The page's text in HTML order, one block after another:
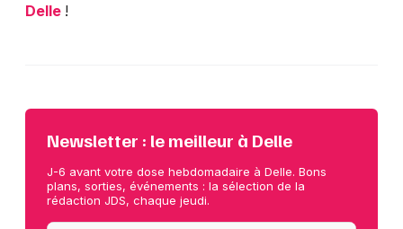
Delle !
Newsletter : le meilleur à Delle
J-6 avant votre dose hebdomadaire à Delle. Bons
plans, sorties, événements : la sélection de la
rédaction JDS, chaque jeudi.